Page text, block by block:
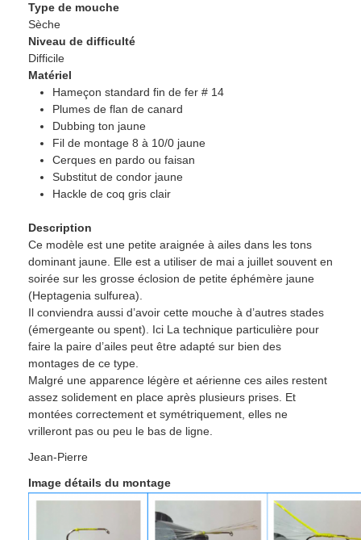
Type de mouche
Sèche
Niveau de difficulté
Difficile
Matériel
Hameçon standard fin de fer # 14
Plumes de flan de canard
Dubbing ton jaune
Fil de montage 8 à 10/0 jaune
Cerques en pardo ou faisan
Substitut de condor jaune
Hackle de coq gris clair
Description
Ce modèle est une petite araignée à ailes dans les tons
dominant jaune. Elle est a utiliser de mai a juillet souvent en
soirée sur les grosse éclosion de petite éphémère jaune
(Heptagenia sulfurea).
Il conviendra aussi d’avoir cette mouche à d’autres stades
(émergeante ou spent). Ici La technique particulière pour
faire la paire d’ailes peut être adapté sur bien des
montages de ce type.
Malgré une apparence légère et aérienne ces ailes restent
assez solidement en place après plusieurs prises. Et
montées correctement et symétriquement, elles ne
vrilleront pas ou peu le bas de ligne.
Jean-Pierre
Image détails du montage